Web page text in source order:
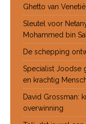
Ghetto van Venetië
Sleutel voor
Mohammed bin
De schepping
Specialist Joodse
en krachtig
David Grossman:
overwinning